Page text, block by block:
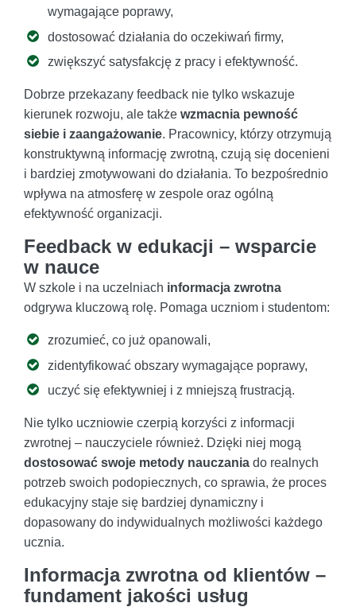
wymagające poprawy,
dostosować działania do oczekiwań firmy,
zwiększyć satysfakcję z pracy i efektywność.
Dobrze przekazany feedback nie tylko wskazuje
kierunek rozwoju, ale także wzmacnia pewność
siebie i zaangażowanie. Pracownicy, którzy otrzymują
konstruktywną informację zwrotną, czują się docenieni
i bardziej zmotywowani do działania. To bezpośrednio
wpływa na atmosferę w zespole oraz ogólną
efektywność organizacji.
Feedback w edukacji – wsparcie
w nauce
W szkole i na uczelniach informacja zwrotna
odgrywa kluczową rolę. Pomaga uczniom i studentom:
zrozumieć, co już opanowali,
zidentyfikować obszary wymagające poprawy,
uczyć się efektywniej i z mniejszą frustracją.
Nie tylko uczniowie czerpią korzyści z informacji
zwrotnej – nauczyciele również. Dzięki niej mogą
dostosować swoje metody nauczania do realnych
potrzeb swoich podopiecznych, co sprawia, że proces
edukacyjny staje się bardziej dynamiczny i
dopasowany do indywidualnych możliwości każdego
ucznia.
Informacja zwrotna od klientów –
fundament jakości usług